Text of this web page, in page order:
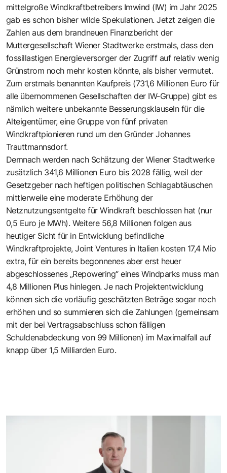
mittelgroße Windkraftbetreibers Imwind (IW) im Jahr 2025
gab es schon bisher wilde Spekulationen. Jetzt zeigen die
Zahlen aus dem brandneuen Finanzbericht der
Muttergesellschaft Wiener Stadtwerke erstmals, dass den
fossillastigen Energieversorger der Zugriff auf relativ wenig
Grünstrom noch mehr kosten könnte, als bisher vermutet.
Zum erstmals benannten Kaufpreis (731,6 Millionen Euro für
alle übernommenen Gesellschaften der IW-Gruppe) gibt es
nämlich weitere unbekannte Besserungsklauseln für die
Alteigentümer, eine Gruppe von fünf privaten
Windkraftpionieren rund um den Gründer Johannes
Trauttmannsdorf.
Demnach werden nach Schätzung der Wiener Stadtwerke
zusätzlich 341,6 Millionen Euro bis 2028 fällig, weil der
Gesetzgeber nach heftigen politischen Schlagabtäuschen
mittlerweile eine moderate Erhöhung der
Netznutzungsentgelte für Windkraft beschlossen hat (nur
0,5 Euro je MWh). Weitere 56,8 Millionen folgen aus
heutiger Sicht für in Entwicklung befindliche
Windkraftprojekte, Joint Ventures in Italien kosten 17,4 Mio
extra, für ein bereits begonnenes aber erst heuer
abgeschlossenes „Repowering“ eines Windparks muss man
4,8 Millionen Plus hinlegen. Je nach Projektentwicklung
können sich die vorläufig geschätzten Beträge sogar noch
erhöhen und so summieren sich die Zahlungen (gemeinsam
mit der bei Vertragsabschluss schon fälligen
Schuldenabdeckung von 99 Millionen) im Maximalfall auf
knapp über 1,5 Milliarden Euro.